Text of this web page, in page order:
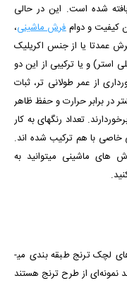
آلمان بافته شده است. این در حالی
کیفیت و دوامفرش ماشینی،
عمدتا یا از جنس اکریلیک
استر) و یا ترکیبی از این دو
از عمر طولانی تر، ثبات
در برابر حرارت و حفظ ظاهر
تعداد رنگ­­های به کار
های ماشینی میتوانید به
لچک ترنج طبقه بندی می­
نمونه‌ای از طرح ترنج هستند